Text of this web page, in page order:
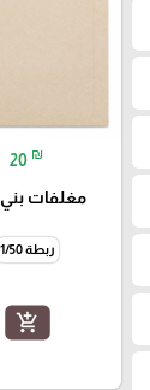
20 ₪
مغلفات بني A-4
ربطة 1/50
add_shopping_cart